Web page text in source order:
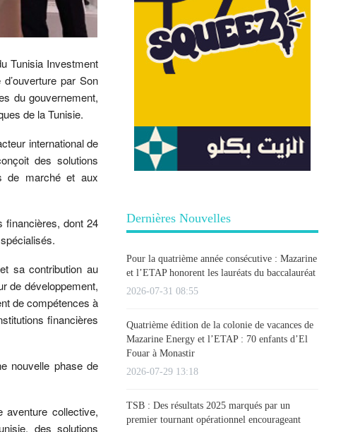
Tunisia Investment
par Son
du gouvernement,
de la Tunisie.
international de
des solutions
de marché et aux
financières, dont 24
sa contribution au
de développement,
de compétences à
financières
nouvelle phase de
collective,
des solutions
Dernières Nouvelles
Pour la quatrième année consécutive : Mazarine
et l’ETAP honorent les lauréats du baccalauréat
2026-07-31 08:55
Quatrième édition de la colonie de vacances de
Mazarine Energy et l’ETAP : 70 enfants d’El
Fouar à Monastir
2026-07-29 13:18
TSB : Des résultats 2025 marqués par un
premier tournant opérationnel encourageant